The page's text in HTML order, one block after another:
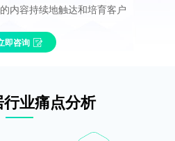
内容持续地触达和培育客户
即咨询
业痛点分析